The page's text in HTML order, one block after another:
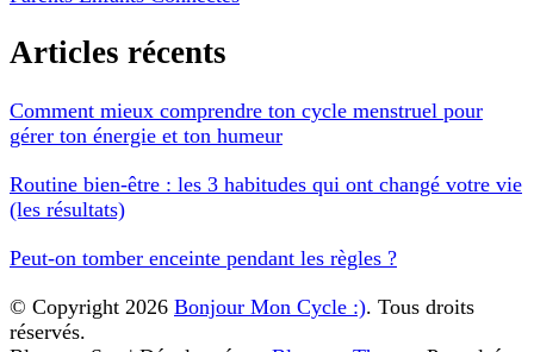
Articles récents
Comment mieux comprendre ton cycle menstruel pour
gérer ton énergie et ton humeur
Routine bien-être : les 3 habitudes qui ont changé votre vie
(les résultats)
Peut-on tomber enceinte pendant les règles ?
© Copyright 2026 Bonjour Mon Cycle :). Tous droits
réservés.